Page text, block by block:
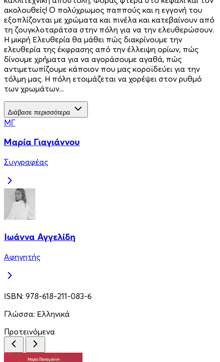
ακολουθείς! Ο πολύχρωμος παππούς και η εγγονή του
εξοπλίζονται με χρώματα και πινέλα και κατεβαίνουν από
τη ζουγκλοταράτσα στην πόλη για να την ελευθερώσουν.
Η μικρή Ελευθερία θα μάθει πώς διακρίνουμε την
ελευθερία της έκφρασης από την έλλειψη ορίων, πώς
δίνουμε χρήματα για να αγοράσουμε αγαθά, πώς
αντιμετωπίζουμε κάποιον που μας κοροϊδεύει για την
τόλμη μας. Η πόλη ετοιμάζεται να χορέψει στον ρυθμό
των χρωμάτων...
Διάβασε περισσότερα
ΜΓ
Μαρία Γιαγιάννου
Συγγραφέας
Ιωάννα Αγγελίδη
Αφηγητής
ISBN: 978-618-211-083-6
Γλώσσα: Ελληνικά
Προτεινόμενα